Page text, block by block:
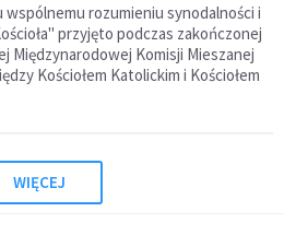
rozumieniu synodalności i
przyjęto podczas zakończonej
Międzynarodowej Komisji Mieszanej
Kościołem Katolickim i Kościołem
WIĘCEJ